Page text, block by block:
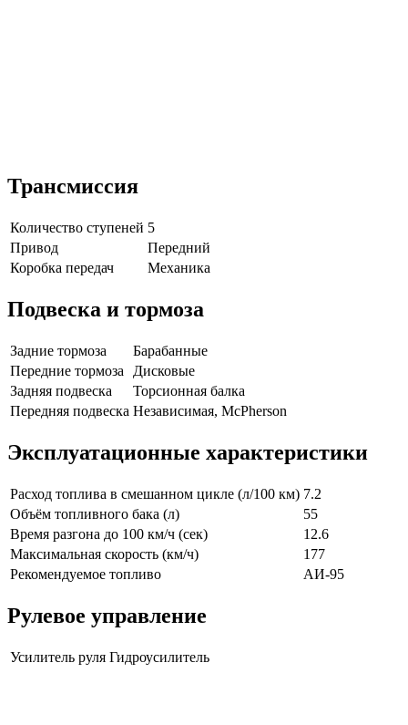
Трансмиссия
Количество ступеней 5
Привод
Передний
Коробка передач
Механика
Подвеска и тормоза
Задние тормоза
Барабанные
Передние тормоза
Дисковые
Задняя подвеска
Торсионная балка
Передняя подвеска Независимая, McPherson
Эксплуатационные характеристики
Расход топлива в смешанном цикле (л/100 км) 7.2
Объём топливного бака (л)
55
Время разгона до 100 км/ч (сек)
12.6
Максимальная скорость (км/ч)
177
Рекомендуемое топливо
АИ-95
Рулевое управление
Усилитель руля Гидроусилитель